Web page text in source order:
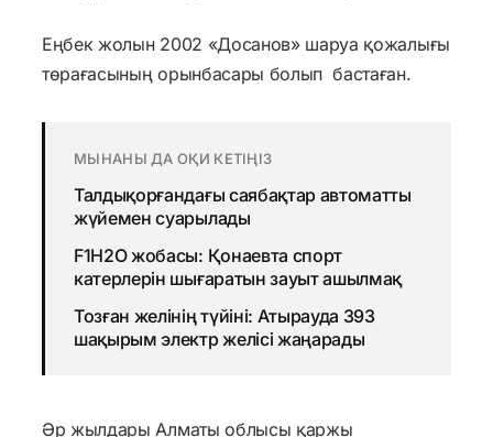
Еңбек жолын 2002 «Досанов» шаруа қожалығы
төрағасының орынбасары болып бастаған.
МЫНАНЫ ДА ОҚИ КЕТІҢІЗ
Талдықорғандағы саябақтар автоматты
жүйемен суарылады
F1H2O жобасы: Қонаевта спорт
катерлерін шығаратын зауыт ашылмақ
Тозған желінің түйіні: Атырауда 393
шақырым электр желісі жаңарады
Әр жылдары Алматы облысы қаржы